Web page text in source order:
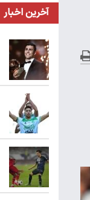
آخرین اخبار